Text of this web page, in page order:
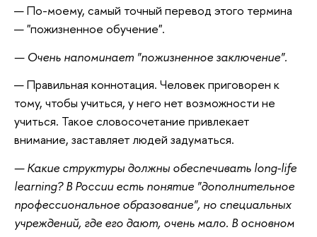
— По-моему, самый точный перевод этого термина
— "пожизненное обучение".
— Очень напоминает "пожизненное заключение".
— Правильная коннотация. Человек приговорен к
тому, чтобы учиться, у него нет возможности не
учиться. Такое словосочетание привлекает
внимание, заставляет людей задуматься.
— Какие структуры должны обеспечивать long-life
learning? В России есть понятие "дополнительное
профессиональное образование", но специальных
учреждений, где его дают, очень мало. В основном